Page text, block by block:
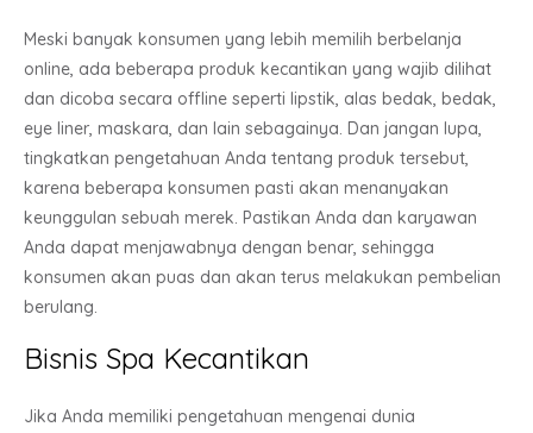
Meski banyak konsumen yang lebih memilih berbelanja
online, ada beberapa produk kecantikan yang wajib dilihat
dan dicoba secara offline seperti lipstik, alas bedak, bedak,
eye liner, maskara, dan lain sebagainya. Dan jangan lupa,
tingkatkan pengetahuan Anda tentang produk tersebut,
karena beberapa konsumen pasti akan menanyakan
keunggulan sebuah merek. Pastikan Anda dan karyawan
Anda dapat menjawabnya dengan benar, sehingga
konsumen akan puas dan akan terus melakukan pembelian
berulang.
Bisnis Spa Kecantikan
Jika Anda memiliki pengetahuan mengenai dunia